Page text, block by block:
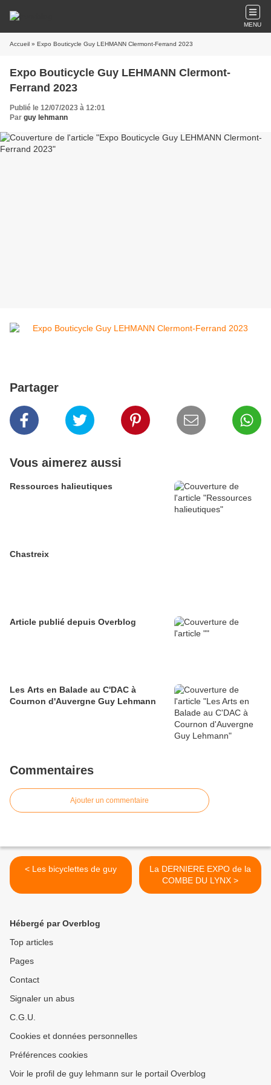
MENU
Accueil » Expo Bouticycle Guy LEHMANN Clermont-Ferrand 2023
Expo Bouticycle Guy LEHMANN Clermont-
Ferrand 2023
Publié le 12/07/2023 à 12:01
Par guy lehmann
Partager
Vous aimerez aussi
Ressources halieutiques
Chastreix
Article publié depuis Overblog
Les Arts en Balade au C'DAC à
Cournon d'Auvergne Guy Lehmann
Commentaires
Ajouter un commentaire
< Les bicyclettes de guy
La DERNIERE EXPO de la
COMBE DU LYNX >
Hébergé par Overblog
Top articles
Pages
Contact
Signaler un abus
C.G.U.
Cookies et données personnelles
Préférences cookies
Voir le profil de guy lehmann sur le portail Overblog